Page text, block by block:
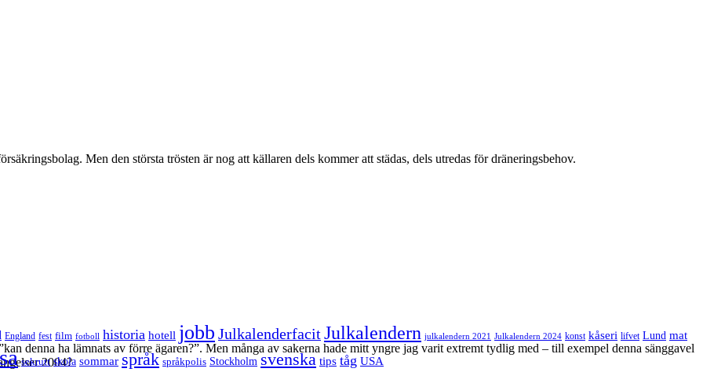
England fest film fotboll historia hotell jobb JulkalenderfacitJulkalendern julkalendern 2021 Julkalendern 2024 konst kåseri lifvet Lund mat
sekrutt skola sommar språk språkpolis Stockholm svenska tips tåg USA
Men den största trösten är nog att källaren dels kommer att städas, dels utredas för dräneringsbehov.
denna ha lämnats av förre ägaren?”. Men många av sakerna hade mitt yngre jag varit extremt tydlig med – till exempel denna sänggavel
2004?